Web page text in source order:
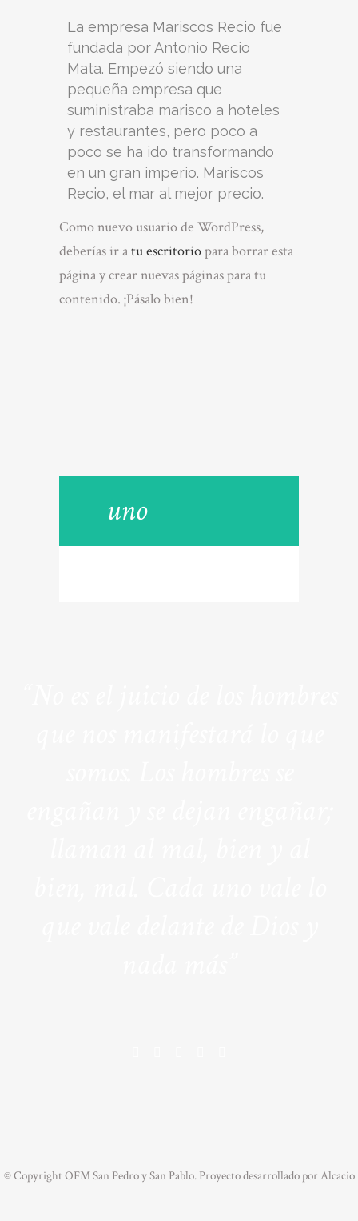
La empresa Mariscos Recio fue
fundada por Antonio Recio
Mata. Empezó siendo una
pequeña empresa que
suministraba marisco a hoteles
y restaurantes, pero poco a
poco se ha ido transformando
en un gran imperio. Mariscos
Recio, el mar al mejor precio.
Como nuevo usuario de WordPress,
deberías ir atu escritoriopara borrar esta
página y crear nuevas páginas para tu
contenido. ¡Pásalo bien!
uno
© Copyright OFM San Pedro y San Pablo. Proyecto desarrollado porAlcacio